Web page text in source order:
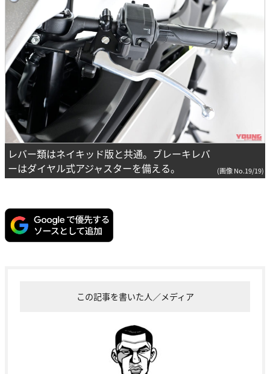
レバー類はネイキッド版と共通。ブレーキレバ
ーはダイヤル式アジャスターを備える。
(画像 No.19/19)
この記事を書いた人／メディア